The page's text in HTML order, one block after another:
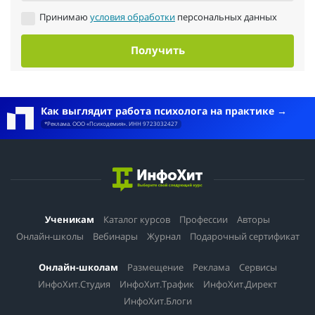
Принимаю условия обработки персональных данных
Получить
Как выглядит работа психолога на практике
*Реклама. ООО «Психодемия». ИНН 9723032427
Ученикам Каталог курсов Профессии
Авторы
Онлайн-школы
Вебинары Журнал Подарочный сертификат
Онлайн-школам Размещение Реклама
Сервисы
ИнфоХит.Студия
ИнфоХит.Трафик
ИнфоХит.Директ
ИнфоХит.Блоги